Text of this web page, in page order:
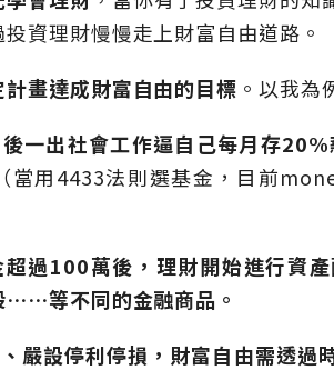
資理財慢慢走上財富自由道路。
畫達成財富自由的目標 。以我為
一出社會工作逼自己每月存
（當用4433法則選基金，目前
超過100萬後，理財開始進行資
……等不同的金融商品。
嚴設停利停損，財富自由需透過